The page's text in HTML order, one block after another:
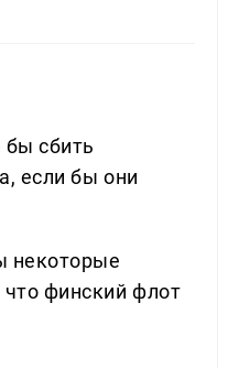
сбить
если бы они
некоторые
финский флот